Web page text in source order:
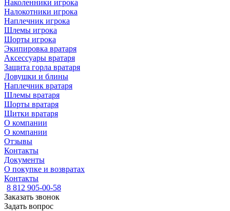
Наколенники игрока
Налокотники игрока
Наплечник игрока
Шлемы игрока
Шорты игрока
Экипировка вратаря
Аксессуары вратаря
Защита горла вратаря
Ловушки и блины
Наплечник вратаря
Шлемы вратаря
Шорты вратаря
Щитки вратаря
О компании
О компании
Отзывы
Контакты
Документы
О покупке и возвратах
Контакты
8 812 905-00-58
Заказать звонок
Задать вопрос